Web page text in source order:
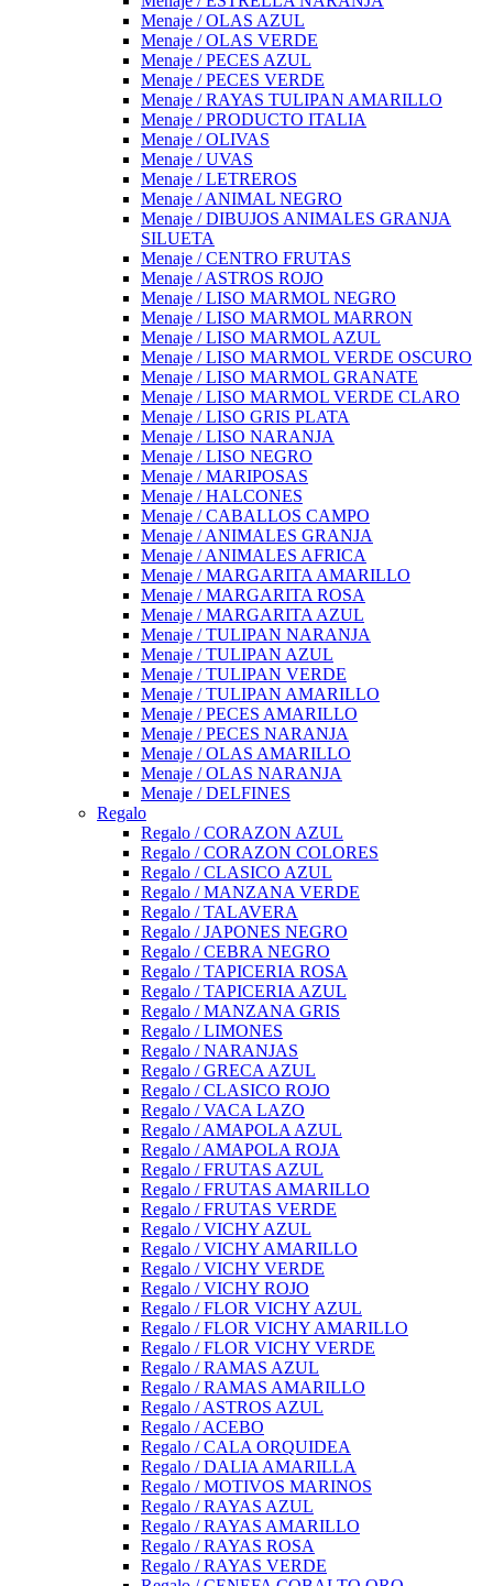
Menaje / OLAS AZUL
Menaje / OLAS VERDE
Menaje / PECES AZUL
Menaje / PECES VERDE
Menaje / RAYAS TULIPAN AMARILLO
Menaje / PRODUCTO ITALIA
Menaje / OLIVAS
Menaje / UVAS
Menaje / LETREROS
Menaje / ANIMAL NEGRO
Menaje / DIBUJOS ANIMALES GRANJA
SILUETA
Menaje / CENTRO FRUTAS
Menaje / ASTROS ROJO
Menaje / LISO MARMOL NEGRO
Menaje / LISO MARMOL MARRON
Menaje / LISO MARMOL AZUL
Menaje / LISO MARMOL VERDE OSCURO
Menaje / LISO MARMOL GRANATE
Menaje / LISO MARMOL VERDE CLARO
Menaje / LISO GRIS PLATA
Menaje / LISO NARANJA
Menaje / LISO NEGRO
Menaje / MARIPOSAS
Menaje / HALCONES
Menaje / CABALLOS CAMPO
Menaje / ANIMALES GRANJA
Menaje / ANIMALES AFRICA
Menaje / MARGARITA AMARILLO
Menaje / MARGARITA ROSA
Menaje / MARGARITA AZUL
Menaje / TULIPAN NARANJA
Menaje / TULIPAN AZUL
Menaje / TULIPAN VERDE
Menaje / TULIPAN AMARILLO
Menaje / PECES AMARILLO
Menaje / PECES NARANJA
Menaje / OLAS AMARILLO
Menaje / OLAS NARANJA
Menaje / DELFINES
Regalo
Regalo / CORAZON AZUL
Regalo / CORAZON COLORES
Regalo / CLASICO AZUL
Regalo / MANZANA VERDE
Regalo / TALAVERA
Regalo / JAPONES NEGRO
Regalo / CEBRA NEGRO
Regalo / TAPICERIA ROSA
Regalo / TAPICERIA AZUL
Regalo / MANZANA GRIS
Regalo / LIMONES
Regalo / NARANJAS
Regalo / GRECA AZUL
Regalo / CLASICO ROJO
Regalo / VACA LAZO
Regalo / AMAPOLA AZUL
Regalo / AMAPOLA ROJA
Regalo / FRUTAS AZUL
Regalo / FRUTAS AMARILLO
Regalo / FRUTAS VERDE
Regalo / VICHY AZUL
Regalo / VICHY AMARILLO
Regalo / VICHY VERDE
Regalo / VICHY ROJO
Regalo / FLOR VICHY AZUL
Regalo / FLOR VICHY AMARILLO
Regalo / FLOR VICHY VERDE
Regalo / RAMAS AZUL
Regalo / RAMAS AMARILLO
Regalo / ASTROS AZUL
Regalo / ACEBO
Regalo / CALA ORQUIDEA
Regalo / DALIA AMARILLA
Regalo / MOTIVOS MARINOS
Regalo / RAYAS AZUL
Regalo / RAYAS AMARILLO
Regalo / RAYAS ROSA
Regalo / RAYAS VERDE